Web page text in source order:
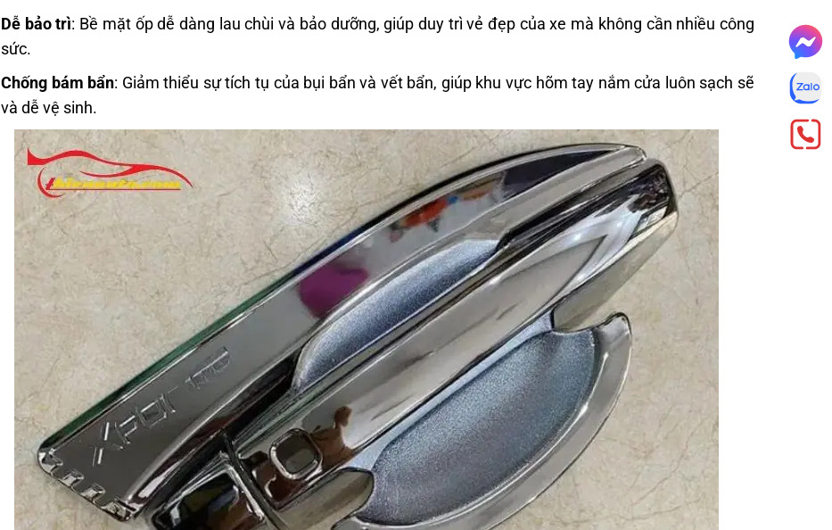
Dễ bảo trì: Bề mặt ốp dễ dàng lau chùi và bảo dưỡng, giúp duy trì vẻ đẹp của xe mà không cần nhiều công
sức.
Chống bám bẩn: Giảm thiểu sự tích tụ của bụi bẩn và vết bẩn, giúp khu vực hõm tay nắm cửa luôn sạch sẽ
và dễ vệ sinh.